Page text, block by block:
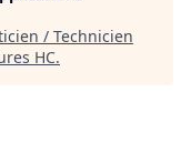
/ Technicien
HC.